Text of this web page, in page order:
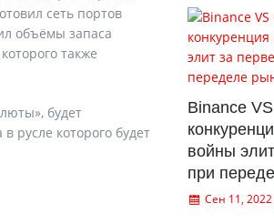
сеть портов
объёмы запаса
также
будет
русле которого будет
Binance
войны
при
Сен 11, 2022